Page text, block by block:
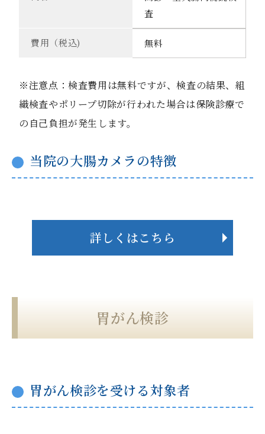
査
費用（税込) 無料
※注意点：検査費用は無料ですが、検査の結果、組
織検査やポリープ切除が行われた場合は保険診療で
の自己負担が発生します。
当院の大腸カメラの特徴
詳しくはこちら
胃がん検診
胃がん検診を受ける対象者